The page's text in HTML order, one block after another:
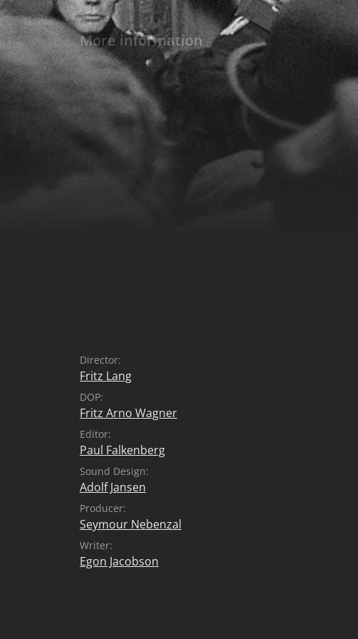
More information
Director:
Fritz Lang
DOP:
Fritz Arno Wagner
Editor:
Paul Falkenberg
Sound Design:
Adolf Jansen
Producer:
Seymour Nebenzal
Writer:
Egon Jacobson